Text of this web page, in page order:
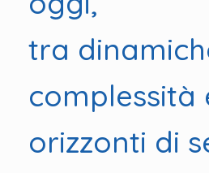
tra
complessità
orizzonti di